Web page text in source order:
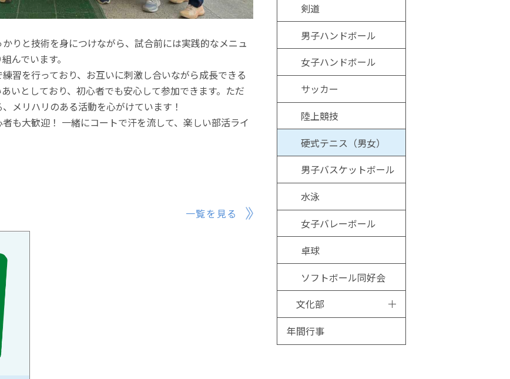
りと技術を身につけながら、試合前には実践的なメニュ
んでいます。
習を行っており、お互いに刺激し合いながら成長できる
いとしており、初心者でも安心して参加できます。ただ
メリハリのある活動を心がけています！
も大歓迎！ 一緒にコートで汗を流して、楽しい部活ライ
一覧を見る
剣道
男子ハンドボール
女子ハンドボール
サッカー
陸上競技
硬式テニス（男女）
男子バスケットボール
水泳
女子バレーボール
卓球
ソフトボール同好会
文化部
年間行事